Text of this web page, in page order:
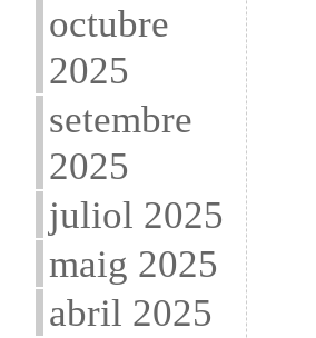
octubre
2025
setembre
2025
juliol 2025
maig 2025
abril 2025